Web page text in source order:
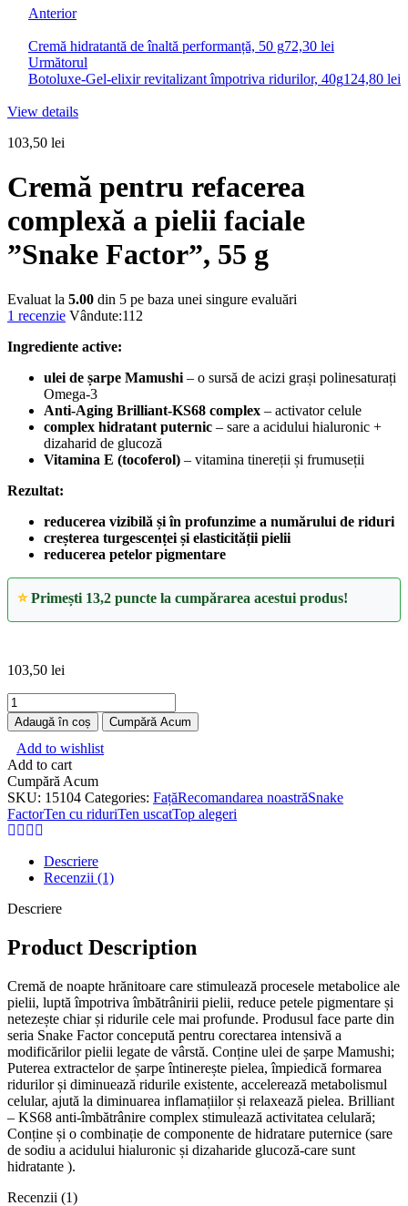
Anterior
Cremă hidratantă de înaltă performanță, 50 g72,30 lei
Următorul
Botoluxe-Gel-elixir revitalizant împotriva ridurilor, 40g124,80 lei
View details
103,50 lei
Cremă pentru refacerea
complexă a pielii faciale
”Snake Factor”, 55 g
Evaluat la 5.00 din 5 pe baza unei singure evaluări
1 recenzie Vândute:112
Ingrediente active:
ulei de șarpe Mamushi – o sursă de acizi grași polinesaturați
Omega-3
Anti-Aging Brilliant-KS68 complex – activator celule
complex hidratant puternic – sare a acidului hialuronic +
dizaharid de glucoză
Vitamina E (tocoferol) – vitamina tinereții și frumuseții
Rezultat:
reducerea vizibilă și în profunzime a numărului de riduri
creșterea turgescenței și elasticității pielii
reducerea petelor pigmentare
⭐Primești 13,2 puncte la cumpărarea acestui produs!
103,50 lei
Cantitate
Cremă
pentru
refacerea
complexă
a
pielii
faciale
''Snake
Adaugă în coș Cumpără Acum
Add to wishlist
Add to cart
Cumpără Acum
SKU: 15104 Categories: FațăRecomandarea noastrăSnake
FactorTen cu riduriTen uscatTop alegeri
Descriere
Recenzii (1)
Descriere
Product Description
Cremă de noapte hrănitoare care stimulează procesele metabolice ale
pielii, luptă împotriva îmbătrânirii pielii, reduce petele pigmentare și
netezește chiar și ridurile cele mai profunde. Produsul face parte din
seria Snake Factor concepută pentru corectarea intensivă a
modificărilor pielii legate de vârstă. Conține ulei de șarpe Mamushi;
Puterea extractelor de șarpe întinerește pielea, împiedică formarea
ridurilor și diminuează ridurile existente, accelerează metabolismul
celular, ajută la diminuarea inflamațiilor și relaxează pielea. Brilliant
– KS68 anti-îmbătrânire complex stimulează activitatea celulară;
Conține și o combinație de componente de hidratare puternice (sare
de sodiu a acidului hialuronic și dizaharide glucoză-care sunt
hidratante ).
Recenzii (1)